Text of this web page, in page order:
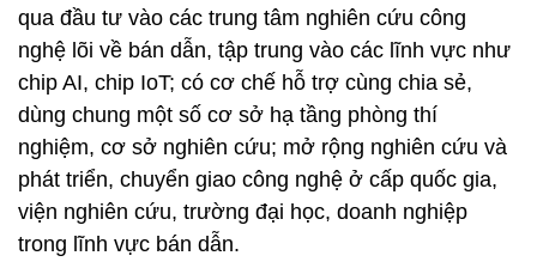
qua đầu tư vào các trung tâm nghiên cứu công
nghệ lõi về bán dẫn, tập trung vào các lĩnh vực như
chip AI, chip IoT; có cơ chế hỗ trợ cùng chia sẻ,
dùng chung một số cơ sở hạ tầng phòng thí
nghiệm, cơ sở nghiên cứu; mở rộng nghiên cứu và
phát triển, chuyển giao công nghệ ở cấp quốc gia,
viện nghiên cứu, trường đại học, doanh nghiệp
trong lĩnh vực bán dẫn.